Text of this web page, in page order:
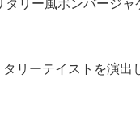
リーテイストを演出